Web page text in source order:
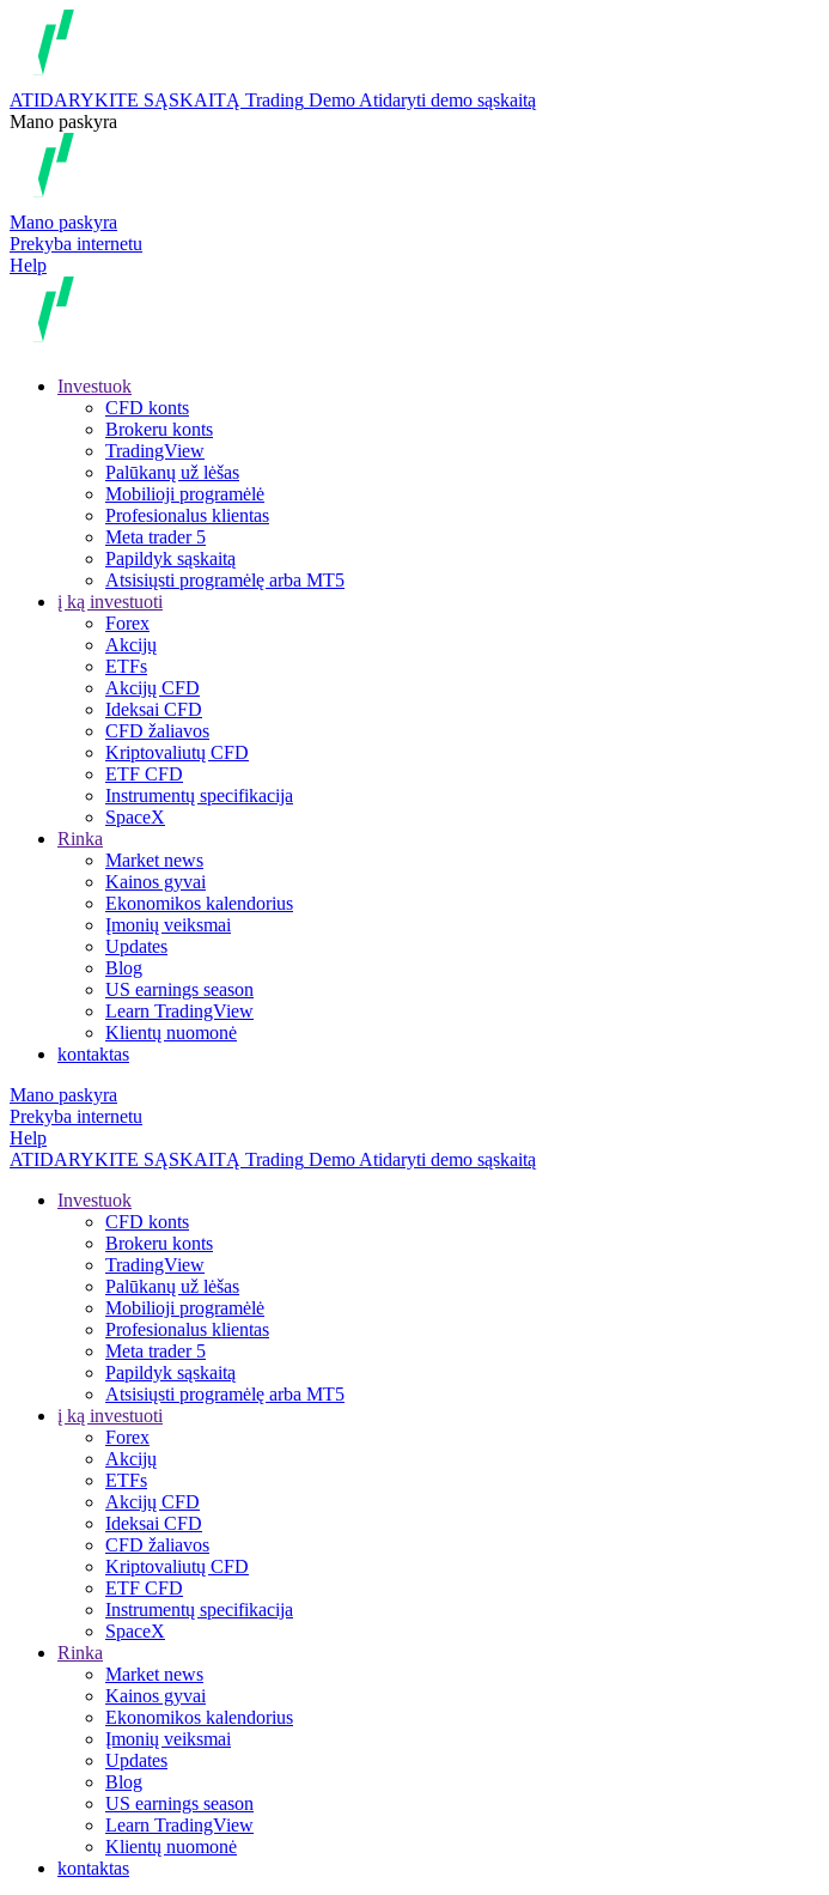
ATIDARYKITE SĄSKAITĄ Trading Demo Atidaryti demo sąskaitą
Mano paskyra
Mano paskyra
Prekyba internetu
Help
Investuok
CFD konts
Brokeru konts
TradingView
Palūkanų už lėšas
Mobilioji programėlė
Profesionalus klientas
Meta trader 5
Papildyk sąskaitą
Atsisiųsti programėlę arba MT5
į ką investuoti
Forex
Akcijų
ETFs
Akcijų CFD
Ideksai CFD
CFD žaliavos
Kriptovaliutų CFD
ETF CFD
Instrumentų specifikacija
SpaceX
Rinka
Market news
Kainos gyvai
Ekonomikos kalendorius
Įmonių veiksmai
Updates
Blog
US earnings season
Learn TradingView
Klientų nuomonė
kontaktas
Mano paskyra
Prekyba internetu
Help
ATIDARYKITE SĄSKAITĄ Trading Demo Atidaryti demo sąskaitą
Investuok
CFD konts
Brokeru konts
TradingView
Palūkanų už lėšas
Mobilioji programėlė
Profesionalus klientas
Meta trader 5
Papildyk sąskaitą
Atsisiųsti programėlę arba MT5
į ką investuoti
Forex
Akcijų
ETFs
Akcijų CFD
Ideksai CFD
CFD žaliavos
Kriptovaliutų CFD
ETF CFD
Instrumentų specifikacija
SpaceX
Rinka
Market news
Kainos gyvai
Ekonomikos kalendorius
Įmonių veiksmai
Updates
Blog
US earnings season
Learn TradingView
Klientų nuomonė
kontaktas